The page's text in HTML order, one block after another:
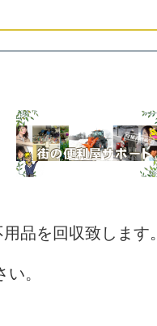
品を回収致します。
。